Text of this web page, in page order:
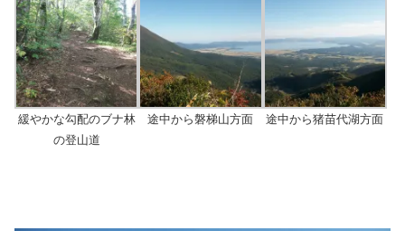
緩やかな勾配のブナ林
の登山道
途中から磐梯山方面 途中から猪苗代湖方面